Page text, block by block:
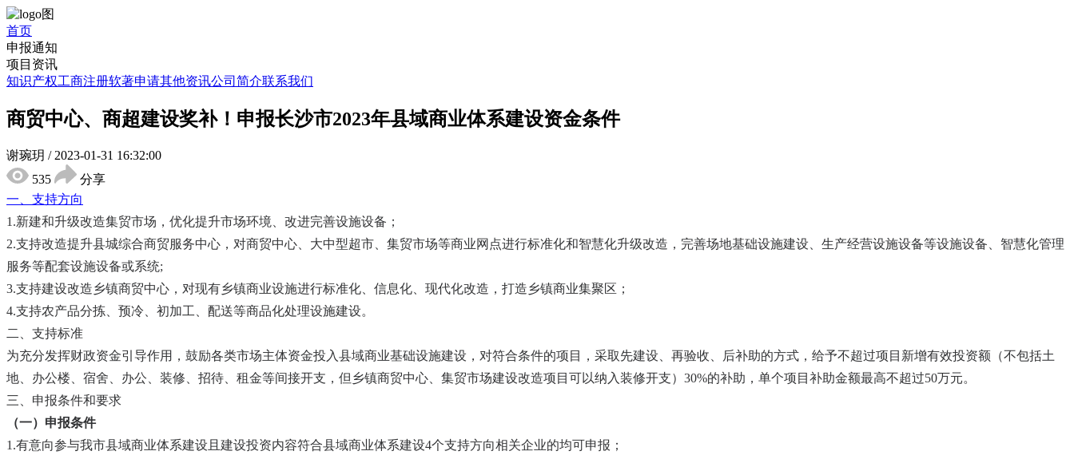
首页
申报通知
项目资讯
知识产权工商注册软著申请其他资讯公司简介联系我们
商贸中心、商超建设奖补！申报长沙市2023年县域商业体系建设资金条件
谢琬玥 / 2023-01-31 16:32:00
535
分享
一、支持方向
1.新建和升级改造集贸市场，优化提升市场环境、改进完善设施设备；
2.支持改造提升县城综合商贸服务中心，对商贸中心、大中型超市、集贸市场等商业网点进行标准化和智慧化升级改造，完善场地基础设施建设、生产经营设施设备等设施设备、智慧化管理
服务等配套设施设备或系统;
3.支持建设改造乡镇商贸中心，对现有乡镇商业设施进行标准化、信息化、现代化改造，打造乡镇商业集聚区；
4.支持农产品分拣、预冷、初加工、配送等商品化处理设施建设。
二、支持标准
为充分发挥财政资金引导作用，鼓励各类市场主体资金投入县域商业基础设施建设，对符合条件的项目，采取先建设、再验收、后补助的方式，给予不超过项目新增有效投资额（不包括土
地、办公楼、宿舍、办公、装修、招待、租金等间接开支，但乡镇商贸中心、集贸市场建设改造项目可以纳入装修开支）30%的补助，单个项目补助金额最高不超过50万元。
三、申报条件和要求
（一）申报条件
1.有意向参与我市县域商业体系建设且建设投资内容符合县域商业体系建设4个支持方向相关企业的均可申报；